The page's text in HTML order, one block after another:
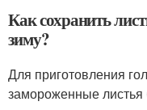
Как сохранить
зиму?
Для приготовления
замороженные листья